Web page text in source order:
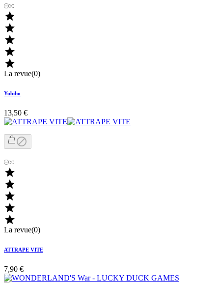





La revue(0)
Yubibo
13,50 €






La revue(0)
ATTRAPE VITE
7,90 €